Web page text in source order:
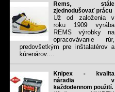
Rems, stále
zjednodušovať prácu
Už od založenia v
roku 1909 vyrába
REMS výrobky na
opracovávanie rúr,
predovšetkým pre inštalatérov a
kúrenárov....
Knipex - kvalita
náradia v
každodennom použití.